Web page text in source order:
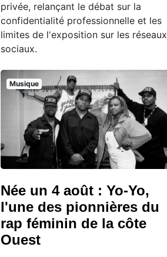
privée, relançant le débat sur la
confidentialité professionnelle et les
limites de l'exposition sur les réseaux
sociaux.
Musique
Née un 4 août : Yo-Yo,
l'une des pionnières du
rap féminin de la côte
Ouest